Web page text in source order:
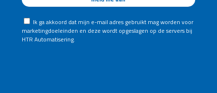
Ik ga akkoord dat mijn e-mail adres gebruikt mag worden voor
marketingdoeleinden en deze wordt opgeslagen op de servers bij
HTR Automatisering.